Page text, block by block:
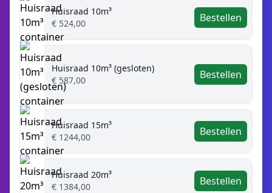
Huisraad 10m³
€ 524,00
Bestellen
Huisraad 10m³ (gesloten)
€ 587,00
Bestellen
Huisraad 15m³
€ 1244,00
Bestellen
Huisraad 20m³
€ 1384,00
Bestellen